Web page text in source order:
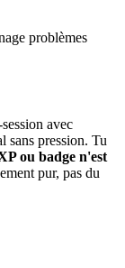
problèmes
avec
sans pression. Tu
ou badge n'est
pur, pas du